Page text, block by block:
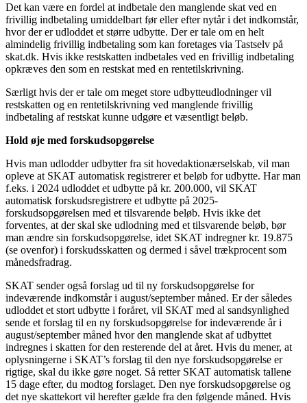
Det kan være en fordel at indbetale den manglende skat ved en
frivillig indbetaling umiddelbart før eller efter nytår i det indkomstår,
hvor der er udloddet et større udbytte. Der er tale om en helt
almindelig frivillig indbetaling som kan foretages via Tastselv på
skat.dk. Hvis ikke restskatten indbetales ved en frivillig indbetaling
opkræves den som en restskat med en rentetilskrivning.
Særligt hvis der er tale om meget store udbytteudlodninger vil
restskatten og en rentetilskrivning ved manglende frivillig
indbetaling af restskat kunne udgøre et væsentligt beløb.
Hold øje med forskudsopgørelse
Hvis man udlodder udbytter fra sit hovedaktionærselskab, vil man
opleve at SKAT automatisk registrerer et beløb for udbytte. Har man
f.eks. i 2024 udloddet et udbytte på kr. 200.000, vil SKAT
automatisk forskudsregistrere et udbytte på 2025-
forskudsopgørelsen med et tilsvarende beløb. Hvis ikke det
forventes, at der skal ske udlodning med et tilsvarende beløb, bør
man ændre sin forskudsopgørelse, idet SKAT indregner kr. 19.875
(se ovenfor) i forskudsskatten og dermed i såvel trækprocent som
månedsfradrag.
SKAT sender også forslag ud til ny forskudsopgørelse for
indeværende indkomstår i august/september måned. Er der således
udloddet et stort udbytte i foråret, vil SKAT med al sandsynlighed
sende et forslag til en ny forskudsopgørelse for indeværende år i
august/september måned hvor den manglende skat af udbyttet
indregnes i skatten for den resterende del at året. Hvis du mener, at
oplysningerne i SKAT’s forslag til den nye forskudsopgørelse er
rigtige, skal du ikke gøre noget. Så retter SKAT automatisk tallene
15 dage efter, du modtog forslaget. Den nye forskudsopgørelse og
det nye skattekort vil herefter gælde fra den følgende måned. Hvis